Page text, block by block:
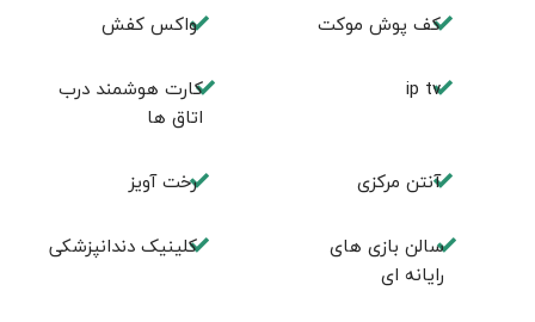
کف پوش موکت واکس کفش
ip tv
کارت هوشمند درب
اتاق ها
آنتن مرکزی رخت آویز
سالن بازی های
رایانه ای
کلینیک دندانپزشکی